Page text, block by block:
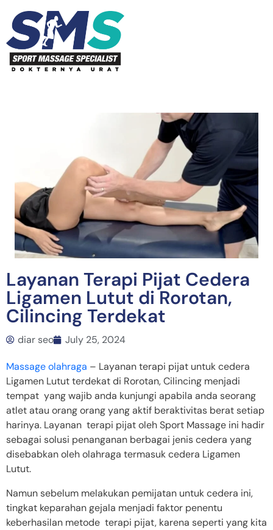
Layanan Terapi Pijat Cedera
Ligamen Lutut di Rorotan,
Cilincing Terdekat
diar seo July 25, 2024
Massage olahraga – Layanan terapi pijat untuk cedera
Ligamen Lutut terdekat di Rorotan, Cilincing menjadi
tempat yang wajib anda kunjungi apabila anda seorang
atlet atau orang orang yang aktif beraktivitas berat setiap
harinya. Layanan terapi pijat oleh Sport Massage ini hadir
sebagai solusi penanganan berbagai jenis cedera yang
disebabkan oleh olahraga termasuk cedera Ligamen
Lutut.
Namun sebelum melakukan pemijatan untuk cedera ini,
tingkat keparahan gejala menjadi faktor penentu
keberhasilan metode terapi pijat, karena seperti yang kita